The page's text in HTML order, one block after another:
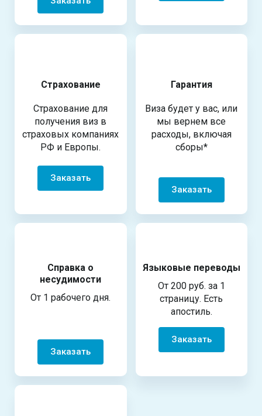
Страхование
Страхование для
получения виз в
страховых компаниях
РФ и Европы.
Заказать
Гарантия
Виза будет у вас, или
мы вернем все
расходы, включая
сборы*
Заказать
Справка о
несудимости
От 1 рабочего дня.
Заказать
Языковые переводы
От 200 руб. за 1
страницу. Есть
апостиль.
Заказать